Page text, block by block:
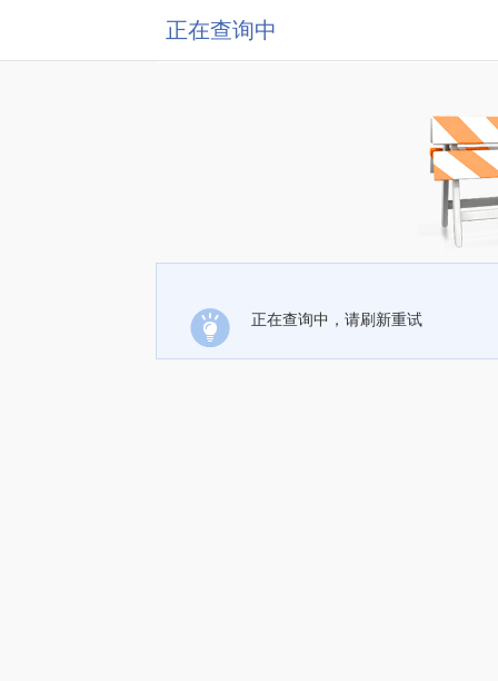
正在查询中
正在查询中，请刷新重试